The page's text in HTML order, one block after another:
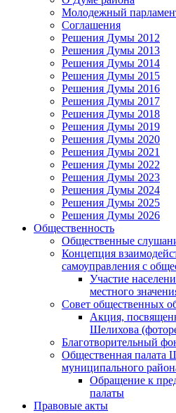
Молодежный
Соглашения
Решения Думы 2012
Решения Думы 2013
Решения Думы 2014
Решения Думы 2015
Решения Думы 2016
Решения Думы 2017
Решения Думы 2018
Решения Думы 2019
Решения Думы 2020
Решения Думы 2021
Решения Думы 2022
Решения Думы 2023
Решения Думы 2024
Решения Думы 2025
Решения Думы 2026
Общественность
Общественные
Концепция
самоуправления с
Участие
местного
Совет общественных
Акция,
Шелихова
Благотворительный
Общественная палата
муниципального
Обращение к
палаты
Правовые акты